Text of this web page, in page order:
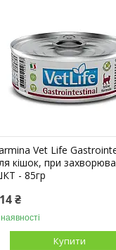
Vet Life
кішок, при
- 85гр
₴
Купити